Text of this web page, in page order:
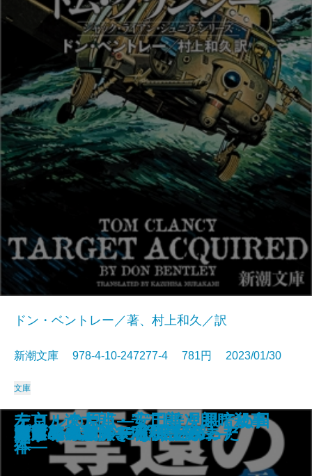
占
名探偵のはらわた
画家とモデル―宿命の出会い―
文豪ナビ 遠藤周作
影に対して―母をめぐる物語―
近鉄特急殺人事件
死神の棋譜
鏡影劇場〔上〕
鏡影劇場〔下〕
奪還のベイルート〔上〕
ドン・ベントレー／著、村上和久／訳
新潮文庫 978-4-10-247277-4 781円 2023/01/30
文庫
奪還のベイルート〔下〕
幽世の薬剤師3
人形島の殺人―呪殺島秘録―
テロルの原点―安田善次郎暗殺事
件―
雪月花―謎解き私小説―
プロジェクト・インソムニア
左京・遼太郎・安二郎 見果てぬ日
本
村田エフェンディ滞土録
コラムニストになりたかった
みずうみ